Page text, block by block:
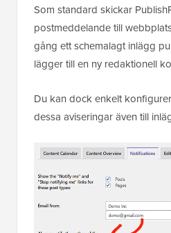
Som standard skickar
postmeddelande till
gång ett schemalagt inlägg
lägger till en ny redaktionell
Du kan dock enkelt
dessa aviseringar även till